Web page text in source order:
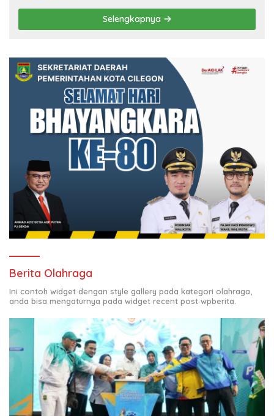
Selengkapnya
Berita Olahraga
Ini contoh widget dengan style gallery pada kategori olahraga,
anda bisa mengaturnya pada widget recent post wpberita.